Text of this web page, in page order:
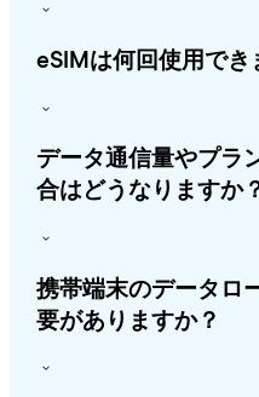
eSIMは何回使用でき
データ通信量やプラ
合はどうなりますか
携帯端末のデータロ
要がありますか？